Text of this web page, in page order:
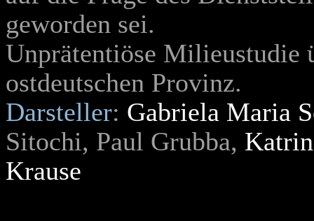
geworden sei.
Unprätentiöse Milieustudie
ostdeutschen Provinz.
Darsteller: Gabriela Maria
Sitochi, Paul Grubba,
Krause